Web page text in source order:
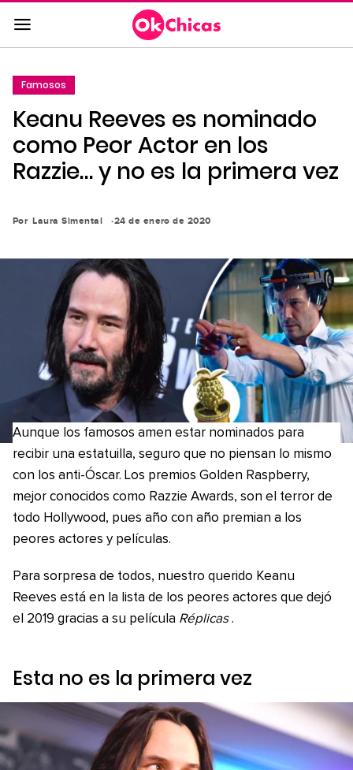
Saltar
al
contenido
a
la
navegación
principal
Famosos
Keanu Reeves es nominado
como Peor Actor en los
Razzie… y no es la primera vez
Por Laura Simental 24 de enero de 2020
Aunque los famosos amen estar nominados para
recibir una estatuilla, seguro que no piensan lo mismo
con los anti-Óscar. Los premios Golden Raspberry,
mejor conocidos como Razzie Awards, son el terror de
todo Hollywood, pues año con año premian a los
peores actores y películas.
Para sorpresa de todos, nuestro querido Keanu
Reeves está en la lista de los peores actores que dejó
el 2019 gracias a su película Réplicas .
Esta no es la primera vez